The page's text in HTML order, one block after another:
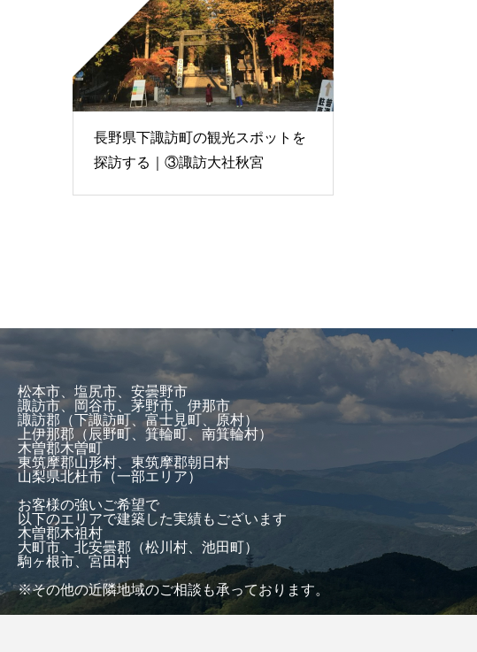
長野県下諏訪町の観光スポットを
探訪する｜③諏訪大社秋宮
松本市、塩尻市、安曇野市
諏訪市、岡谷市、茅野市、伊那市
諏訪郡（下諏訪町、富士見町、原村）
上伊那郡（辰野町、箕輪町、南箕輪村）
木曽郡木曽町
東筑摩郡山形村、東筑摩郡朝日村
山梨県北杜市（一部エリア）
お客様の強いご希望で
以下のエリアで建築した実績もございます
木曽郡木祖村
大町市、北安曇郡（松川村、池田町）
駒ヶ根市、宮田村
※その他の近隣地域のご相談も承っております。